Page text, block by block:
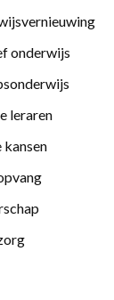
onderwijs
leraren